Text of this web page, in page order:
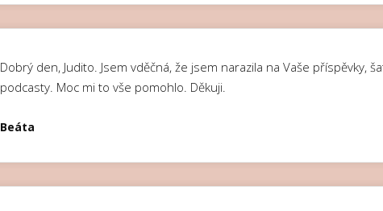
Dobrý den, Judito. Jsem vděčná, že jsem narazila na Vaše příspěvky,
podcasty. Moc mi to vše pomohlo. Děkuji.
Beáta